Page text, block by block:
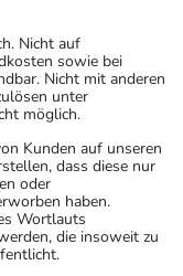
Nicht auf
sowie bei
Nicht mit anderen
unter
möglich.
Kunden auf unseren
dass diese nur
oder
haben.
Wortlauts
die insoweit zu